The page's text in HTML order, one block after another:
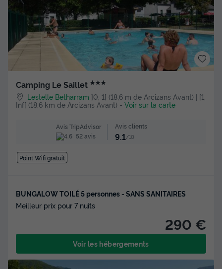
Camping Le Saillet ★★★
Lestelle Betharram ]0, 1[ (18,6 m de Arcizans Avant) | [1,
Inf[ (18,6 km de Arcizans Avant) - Voir sur la carte
Avis TripAdvisor
52 avis
Avis clients
9.1/10
Point Wifi gratuit
BUNGALOW TOILÉ 5 personnes - SANS SANITAIRES
Meilleur prix pour 7 nuits
290 €
Voir les hébergements